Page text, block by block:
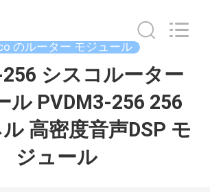
のルーター モジュール
シスコルーター
ル PVDM3-256 256
高密度音声DSP モ
ジュール